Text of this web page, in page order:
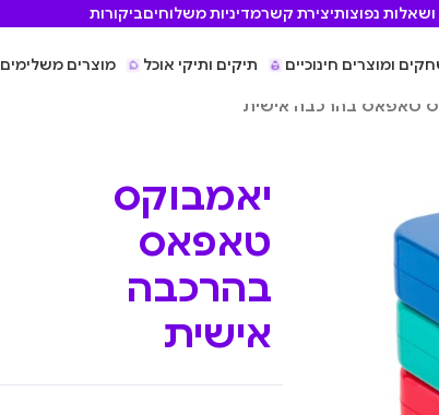
ושאלות נפוצותיצירת קשרמדיניות משלוחיםביקורות
ומוצרים חינוכיים תיקים ותיקי אוכל מוצרים משלימים
טאפאס בהרכבה אישית
יאמבוקס
טאפאס
בהרכבה
אישית